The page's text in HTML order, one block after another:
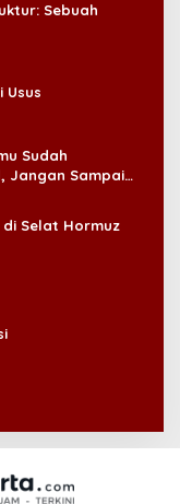
Sebuah
Usus
Sudah
Jangan Sampai
Selat Hormuz